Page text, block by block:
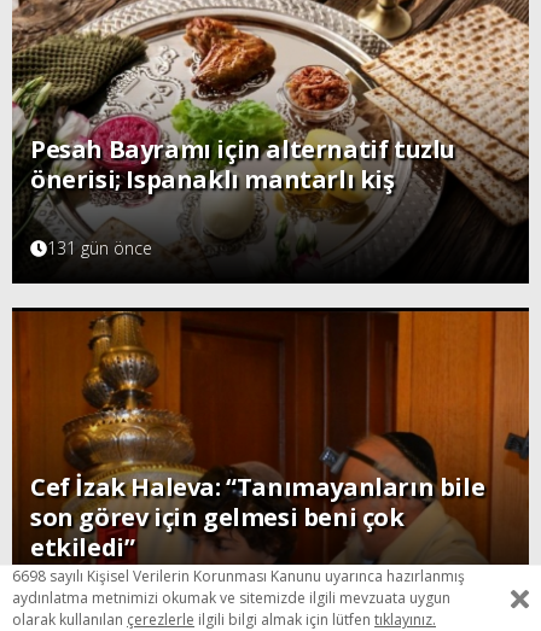
Pesah Bayramı için alternatif tuzlu
önerisi; Ispanaklı mantarlı kiş
131 gün önce
Cef İzak Haleva: “Tanımayanların bile
son görev için gelmesi beni çok
etkiledi”
144 gün önce
6698 sayılı Kişisel Verilerin Korunması Kanunu uyarınca hazırlanmış
aydınlatma metnimizi okumak ve sitemizde ilgili mevzuata uygun
olarak kullanılan çerezlerle ilgili bilgi almak için lütfen tıklayınız.